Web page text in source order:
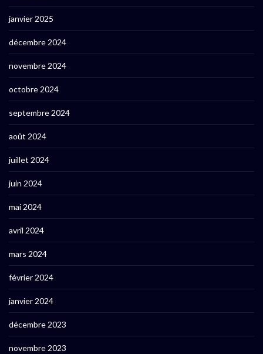
janvier 2025
décembre 2024
novembre 2024
octobre 2024
septembre 2024
août 2024
juillet 2024
juin 2024
mai 2024
avril 2024
mars 2024
février 2024
janvier 2024
décembre 2023
novembre 2023